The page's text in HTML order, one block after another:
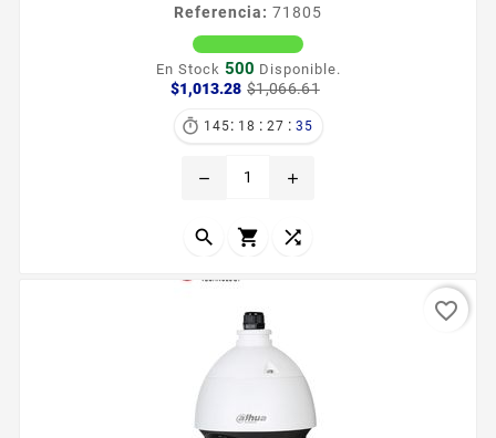
Referencia: 71805
En Stock 500 Disponible.
$1,013.28 $1,066.61
 145: 18 : 27 : 33
remove add
  
favorite_border